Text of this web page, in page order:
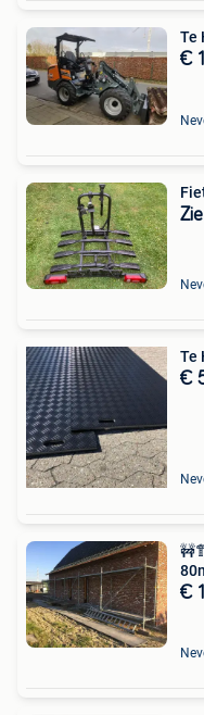
Te
€
Te
€
€